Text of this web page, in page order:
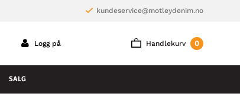
kundeservice@motleydenim.no
Handlekurv 0
Logg på
SALG